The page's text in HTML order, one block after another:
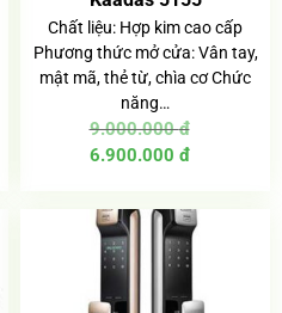
Chất liệu: Hợp kim cao cấp
Phương thức mở cửa: Vân tay,
mật mã, thẻ từ, chìa cơ Chức
năng…
9.000.000đ
Giá
gốc
6.900.000 đ